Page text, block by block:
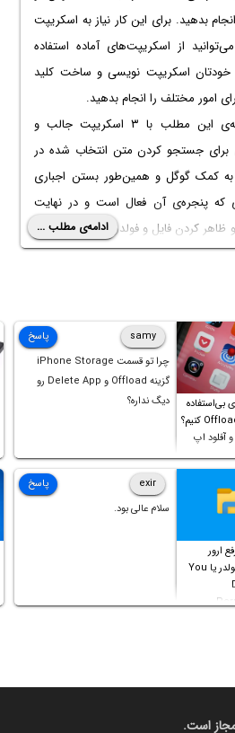
بدهید. برای این کار نیاز به اسکریپت
می‌توانید از اسکریپت‌های آماده استفاده
خودتان اسکریپت نویسی و ساخت کلید
امور مختلف را انجام بدهید.
در ادامه‌ی این مطلب با ۳ اسکریپت جالب و
برای جستجو کردن متن انتخاب شده در
به کمک گوگل و همین‌طور بستن اجباری
که پنجره‌ی آن فعال است و در نهایت
کردن فایل و فولدرها در ویندوز آشنا
ادامه‌ی مطلب ...
بی‌استفاده
در آیفون را Offload کنیم؟
آفلود اپ
samy
چرا تو قسمت iPhone Storage
گزینه Offload و Delete App رو
دیگ نداره؟
پاسخ
ارور
دسترسی به فولدر یا You
exir
سلام عالی بود.
پاسخ
است.